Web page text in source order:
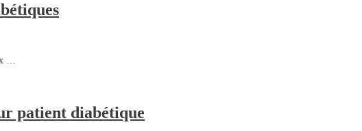
…
patient diabétique